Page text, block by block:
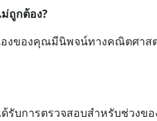
ถูกต้อง?
งของคุณมีนิพจน์ทางคณิตศาส
บการตรวจสอบสำหรับช่วงขอ